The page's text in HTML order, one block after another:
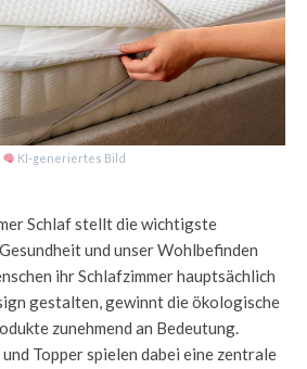
KI‑generiertes Bild
Schlaf stellt die wichtigste
und unser Wohlbefinden
ihr Schlafzimmer hauptsächlich
gestalten, gewinnt die ökologische
zunehmend an Bedeutung.
Topper spielen dabei eine zentrale